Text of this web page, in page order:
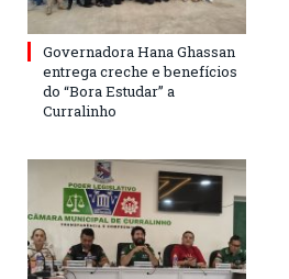
Governadora Hana Ghassan
entrega creche e benefícios
do “Bora Estudar” a
Curralinho